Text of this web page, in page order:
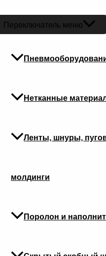
Переключатель меню
Нетканные
Ленты, шнуры,
молдинги
Поролон и